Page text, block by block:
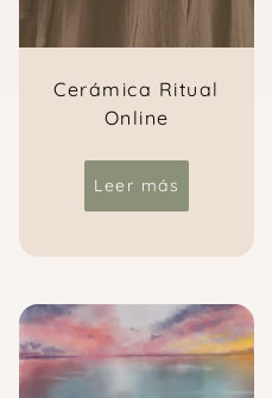
Cerámica Ritual
Online
Leer más